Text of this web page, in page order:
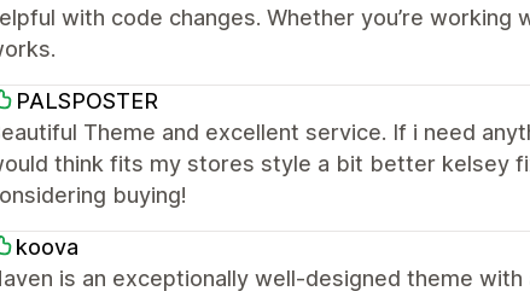
with code changes. Whether you’re
PALSPOSTER
Theme and excellent service. If i need
think fits my stores style a bit better kelsey
buying!
koova
is an exceptionally well-designed theme